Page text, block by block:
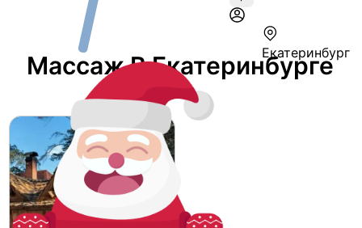
Екатеринбург
Массаж В Екатеринбурге